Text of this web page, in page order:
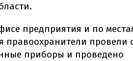
предприятия и по
правоохранители провели
приборы и проведено